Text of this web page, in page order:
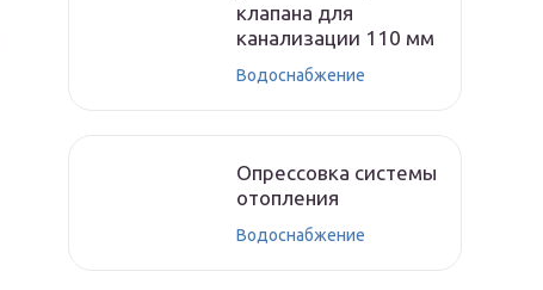
клапана для
канализации 110 мм
Водоснабжение
Опрессовка системы
отопления
Водоснабжение